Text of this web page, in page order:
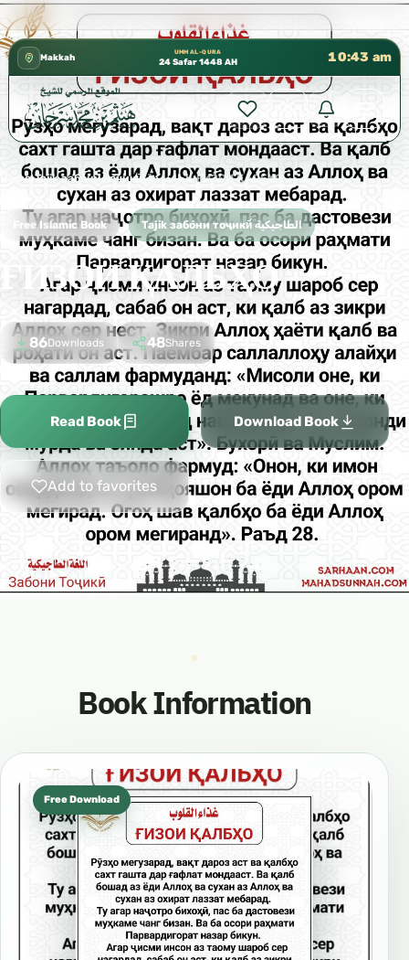
كتب الشيخ هيثم سرحان حفظه الله متوفرة مجانًا في ✦
Makkah
UMM AL-QURA
24 Safar 1448 AH 10:43 am
Home› Tajik забо́ни тоҷикӣ́ الطاجيكية›ҒИЗОИ ҚАЛБҲО
Free Islamic Book Tajik забо́ни тоҷикӣ́ الطاجيكية
ҒИЗОИ ҚАЛБҲО
86Downloads 48Shares
Read Book Download Book
Add to favorites
Book Information
Free Download